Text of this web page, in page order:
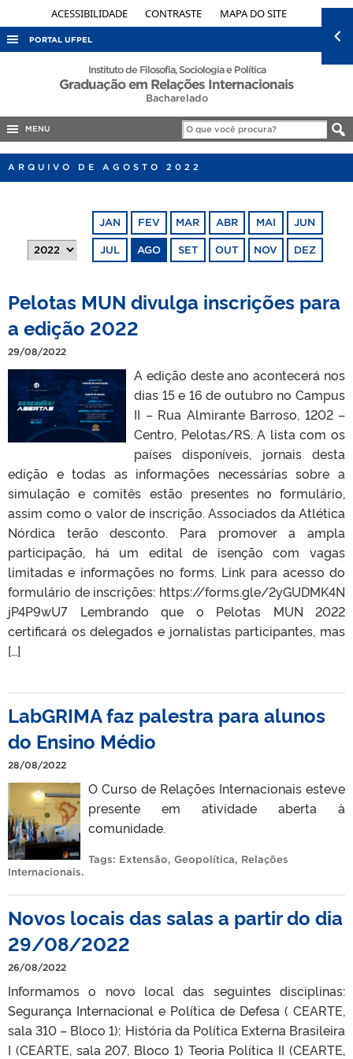
ACESSIBILIDADE CONTRASTE MAPA DO SITE
PORTAL UFPEL
ACESSO À INFORMAÇÃO
PORTARIAS
Instituto de Filosofia, Sociologia e Política
Graduação em Relações Internacionais
Bacharelado
MENU
ARQUIVO DE AGOSTO 2022
JAN FEV MAR ABR MAI JUN
JUL AGO SET OUT NOV DEZ
Pelotas MUN divulga inscrições para
a edição 2022
29/08/2022
A edição deste ano acontecerá nos
dias 15 e 16 de outubro no Campus
II – Rua Almirante Barroso, 1202 –
Centro, Pelotas/RS. A lista com os
países disponíveis, jornais desta
edição e todas as informações necessárias sobre a
simulação e comitês estão presentes no formulário,
assim como o valor de inscrição. Associados da Atlética
Nórdica terão desconto. Para promover a ampla
participação, há um edital de isenção com vagas
limitadas e informações no forms. Link para acesso do
formulário de inscrições: https://forms.gle/2yGUDMK4N
jP4P9wU7 Lembrando que o Pelotas MUN 2022
certificará os delegados e jornalistas participantes, mas
[…]
LabGRIMA faz palestra para alunos
do Ensino Médio
28/08/2022
O Curso de Relações Internacionais esteve
presente em atividade aberta à
comunidade.
Tags: Extensão, Geopolítica, Relações
Internacionais.
Novos locais das salas a partir do dia
29/08/2022
26/08/2022
Informamos o novo local das seguintes disciplinas:
Segurança Internacional e Política de Defesa ( CEARTE,
sala 310 – Bloco 1); História da Política Externa Brasileira
I (CEARTE, sala 207, Bloco 1) Teoria Política II (CEARTE,